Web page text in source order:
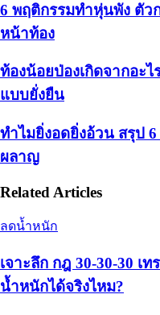
6 พฤติกรรมทำหุ่นพัง ตั
หน้าท้อง
ท้องน้อยป่องเกิดจากอะ
แบบยั่งยืน
ทำไมยิ่งอดยิ่งอ้วน สรุป
ผลาญ
Related Articles
ลดน้ำหนัก
เจาะลึก กฎ 30-30-30 เ
น้ำหนักได้จริงไหม?